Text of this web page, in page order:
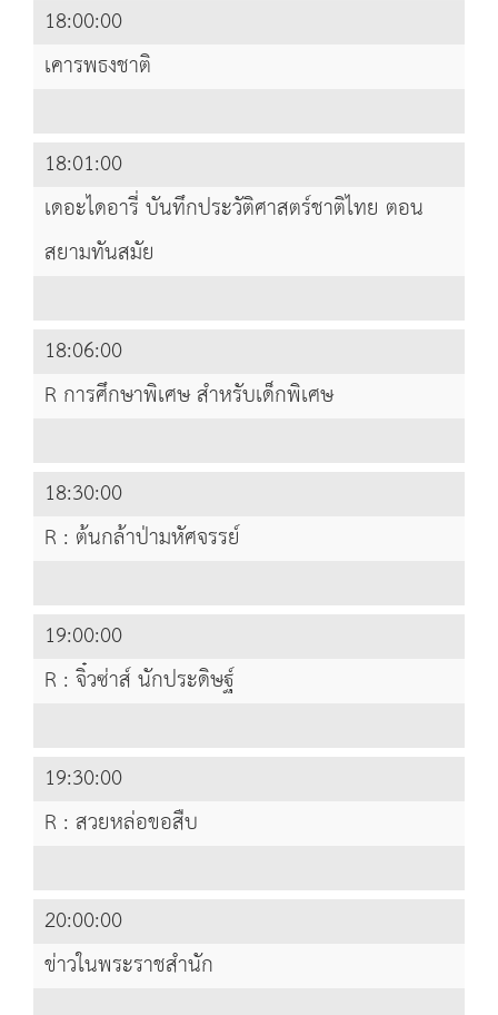
18:00:00
เคารพธงชาติ
18:01:00
เดอะไดอารี่ บันทึกประวัติศาสตร์ชาติไทย ตอน
สยามทันสมัย
18:06:00
R การศึกษาพิเศษ สำหรับเด็กพิเศษ
18:30:00
R : ต้นกล้าป่ามหัศจรรย์
19:00:00
R : จิ๋วซ่าส์ นักประดิษฐ์
19:30:00
R : สวยหล่อขอสืบ
20:00:00
ข่าวในพระราชสำนัก